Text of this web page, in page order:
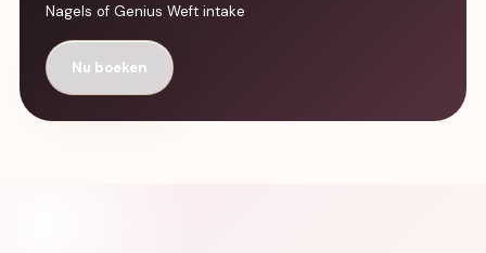
Nagels of Genius Weft intake
Nu boeken